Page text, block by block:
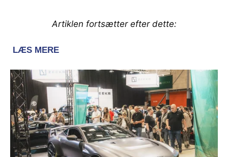
Artiklen fortsætter efter dette: